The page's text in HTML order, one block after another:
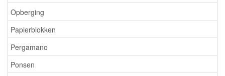
Opberging
Papierblokken
Pergamano
Ponsen